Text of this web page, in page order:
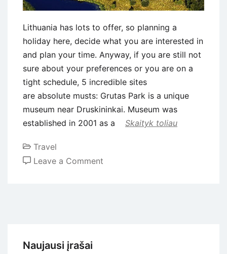
Lithuania has lots to offer, so planning a
holiday here, decide what you are interested in
and plan your time. Anyway, if you are still not
sure about your preferences or you are on a
tight schedule, 5 incredible sites
are absolute musts: Grutas Park is a unique
museum near Druskininkai. Museum was
established in 2001 as a
Skaityk toliau
Travel
Leave a Comment
Naujausi įrašai